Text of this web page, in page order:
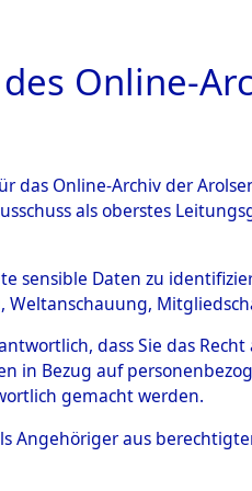
auf
Online-
das Online-Archiv der
als oberstes
sensible Daten zu
dass Sie das
in Bezug auf
gemacht werden.
Angehöriger aus